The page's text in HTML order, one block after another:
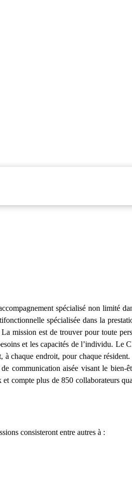
spécialisé non limité
spécialisée dans la
mission est de trouver pour toute
et les capacités de l’individu. Le
à chaque endroit, pour chaque
communication aisée visant le bien-
compte plus de 850 collaborateurs
consisteront entre autres à :